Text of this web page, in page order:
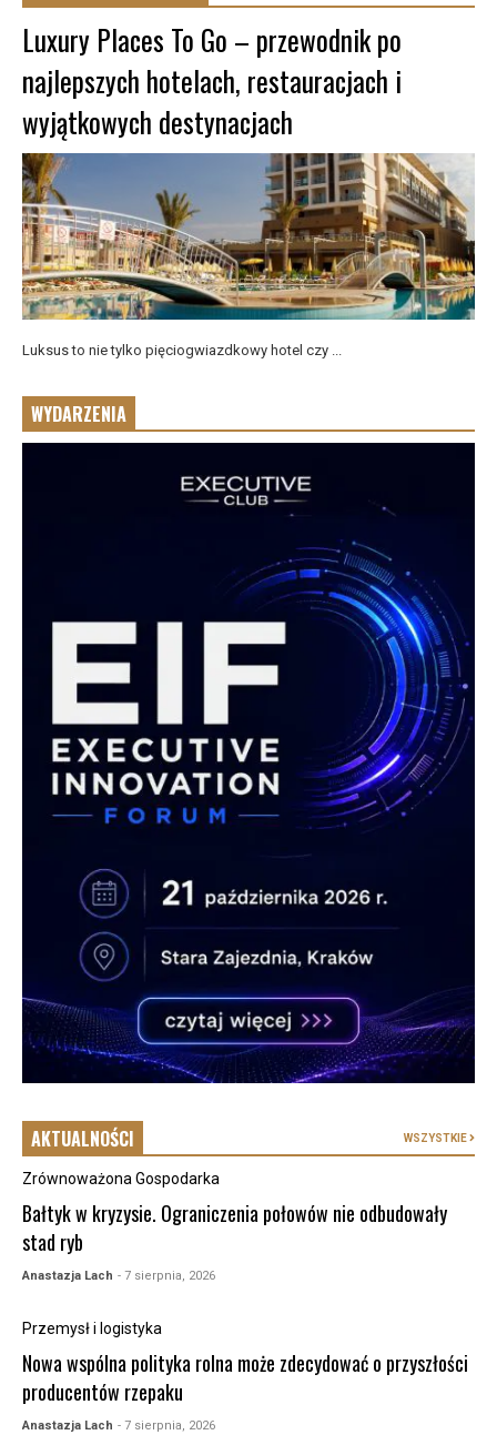
Luxury Places To Go – przewodnik po
najlepszych hotelach, restauracjach i
wyjątkowych destynacjach
Luksus to nie tylko pięciogwiazdkowy hotel czy ...
WYDARZENIA
AKTUALNOŚCI WSZYSTKIE
Zrównoważona Gospodarka
Bałtyk w kryzysie. Ograniczenia połowów nie odbudowały
stad ryb
Anastazja Lach - 7 sierpnia, 2026
Przemysł i logistyka
Nowa wspólna polityka rolna może zdecydować o przyszłości
producentów rzepaku
Anastazja Lach - 7 sierpnia, 2026